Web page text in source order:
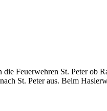
Feuerwehren St. Peter ob
St. Peter aus. Beim